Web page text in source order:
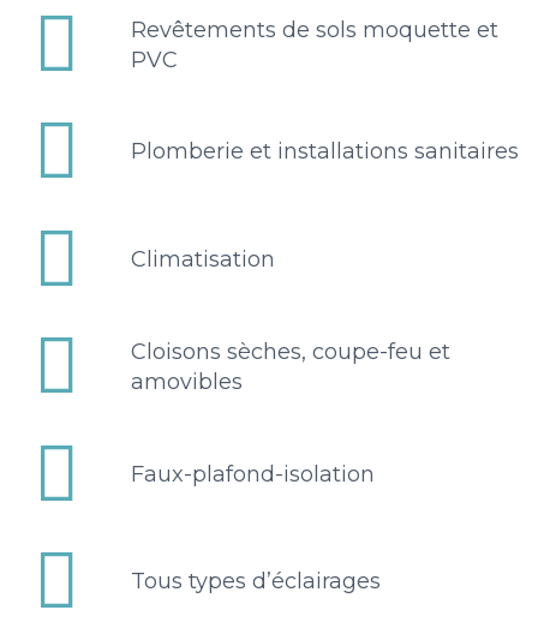


Revêtements de sols moquette et
PVC

 Plomberie et installations sanitaires

 Climatisation


Cloisons sèches, coupe-feu et
amovibles

 Faux-plafond-isolation

 Tous types d’éclairages